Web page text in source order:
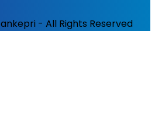
- All Rights Reserved